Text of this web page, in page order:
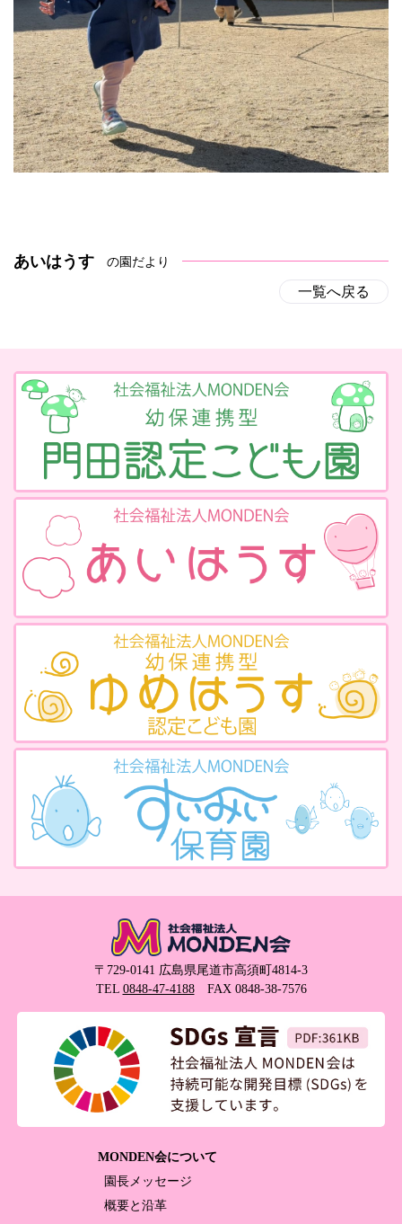
あいはうす の園だより
一覧へ戻る
〒729-0141 広島県尾道市高須町4814-3
TEL 0848-47-4188FAX 0848-38-7576
MONDEN会について
園長メッセージ
概要と沿革